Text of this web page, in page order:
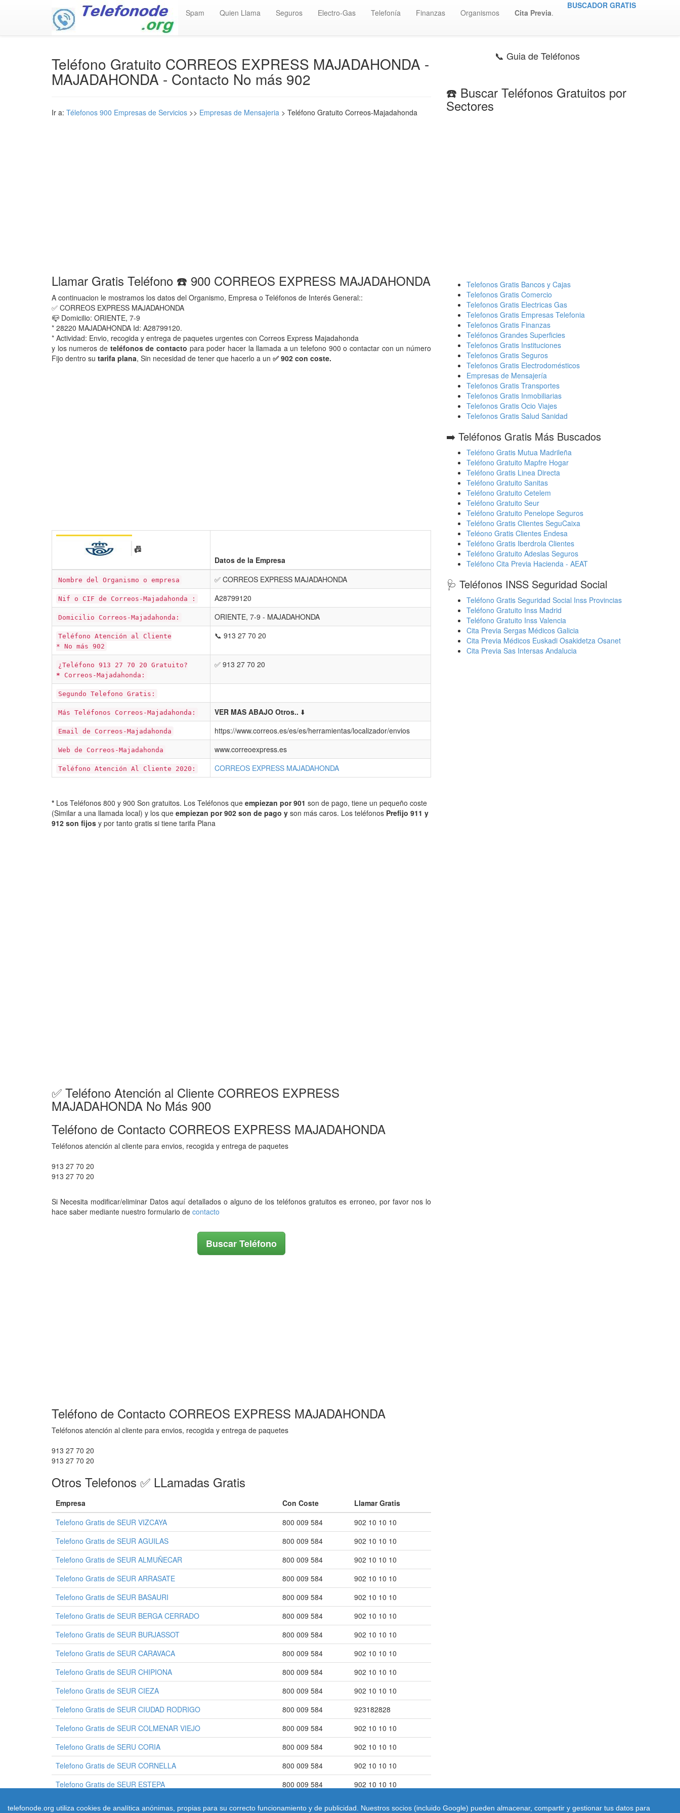
Spam Quien Llama Seguros Electro-Gas Telefonía Finanzas Organismos Cita Previa.
BUSCADOR GRATIS
Teléfono Gratuito CORREOS EXPRESS MAJADAHONDA -
MAJADAHONDA - Contacto No más 902
Ir a: Télefonos 900 Empresas de Servicios >> Empresas de Mensajeria > Teléfono Gratuito Correos-Majadahonda
Llamar Gratis Teléfono ☎️ 900 CORREOS EXPRESS MAJADAHONDA
A continuacion le mostramos los datos del Organismo, Empresa o Teléfonos de Interés General::
✅ CORREOS EXPRESS MAJADAHONDA
📪 Domicilio: ORIENTE, 7-9
* 28220 MAJADAHONDA Id: A28799120.
* Actividad: Envio, recogida y entrega de paquetes urgentes con Correos Express Majadahonda
y los numeros de teléfonos de contacto para poder hacer la llamada a un telefono 900 o contactar con un número
Fijo dentro su tarifa plana, Sin necesidad de tener que hacerlo a un ✅ 902 con coste.
📠
Datos de la Empresa
Nombre del Organismo o empresa ✅ CORREOS EXPRESS MAJADAHONDA
Nif o CIF de Correos-Majadahonda : A28799120
Domicilio Correos-Majadahonda: ORIENTE, 7-9 - MAJADAHONDA
Teléfono Atención al Cliente
* No más 902
📞 913 27 70 20
¿Teléfono 913 27 70 20 Gratuito?
* Correos-Majadahonda:
✅ 913 27 70 20
Segundo Telefono Gratis:
Más Teléfonos Correos-Majadahonda: VER MAS ABAJO Otros.. ⬇️
Email de Correos-Majadahonda https://www.correos.es/es/es/herramientas/localizador/envios
Web de Correos-Majadahonda www.correoexpress.es
Teléfono Atención Al Cliente 2020: CORREOS EXPRESS MAJADAHONDA
* Los Teléfonos 800 y 900 Son gratuitos. Los Teléfonos que empiezan por 901 son de pago, tiene un pequeño coste
(Similar a una llamada local) y los que empiezan por 902 son de pago y son más caros. Los teléfonos Prefijo 911 y
912 son fijos y por tanto gratis si tiene tarifa Plana
✅ Teléfono Atención al Cliente CORREOS EXPRESS
MAJADAHONDA No Más 900
Teléfono de Contacto CORREOS EXPRESS MAJADAHONDA
Teléfonos atención al cliente para envios, recogida y entrega de paquetes
913 27 70 20
913 27 70 20
Si Necesita modificar/eliminar Datos aquí detallados o alguno de los teléfonos gratuitos es erroneo, por favor nos lo
hace saber mediante nuestro formulario de contacto
Buscar Teléfono
Teléfono de Contacto CORREOS EXPRESS MAJADAHONDA
Teléfonos atención al cliente para envios, recogida y entrega de paquetes
913 27 70 20
913 27 70 20
Otros Telefonos ✅ LLamadas Gratis
Empresa Con Coste
Llamar Gratis
Telefono Gratis de SEUR VIZCAYA
800 009 584
902 10 10 10
Telefono Gratis de SEUR AGUILAS
800 009 584
902 10 10 10
Telefono Gratis de SEUR ALMUÑECAR
800 009 584
902 10 10 10
Telefono Gratis de SEUR ARRASATE
800 009 584
902 10 10 10
Telefono Gratis de SEUR BASAURI
800 009 584
902 10 10 10
Telefono Gratis de SEUR BERGA CERRADO
800 009 584
902 10 10 10
Telefono Gratis de SEUR BURJASSOT
800 009 584
902 10 10 10
Telefono Gratis de SEUR CARAVACA
800 009 584
902 10 10 10
Telefono Gratis de SEUR CHIPIONA
800 009 584
902 10 10 10
Telefono Gratis de SEUR CIEZA
800 009 584
902 10 10 10
Telefono Gratis de SEUR CIUDAD RODRIGO
800 009 584
923182828
Telefono Gratis de SEUR COLMENAR VIEJO
800 009 584
902 10 10 10
Telefono Gratis de SERU CORIA
800 009 584
902 10 10 10
Telefono Gratis de SEUR CORNELLA
800 009 584
902 10 10 10
Telefono Gratis de SEUR ESTEPA
800 009 584 902 10 10 10
📞 Guia de Teléfonos
☎️ Buscar Teléfonos Gratuitos por
Sectores
Telefonos Gratis Bancos y Cajas
Telefonos Gratis Comercio
Telefonos Gratis Electricas Gas
Telefonos Gratis Empresas Telefonia
Telefonos Gratis Finanzas
Teléfonos Grandes Superficies
Telefonos Gratis Instituciones
Telefonos Gratis Seguros
Telefonos Gratis Electrodomésticos
Empresas de Mensajería
Telefonos Gratis Transportes
Telefonos Gratis Inmobiliarias
Telefonos Gratis Ocio Viajes
Telefonos Gratis Salud Sanidad
➡️ Teléfonos Gratis Más Buscados
Teléfono Gratis Mutua Madrileña
Teléfono Gratuito Mapfre Hogar
Teléfono Gratis Linea Directa
Teléfono Gratuito Sanitas
Teléfono Gratuito Cetelem
Teléfono Gratuito Seur
Teléfono Gratuito Penelope Seguros
Teléfono Gratis Clientes SeguCaixa
Teléono Gratis Clientes Endesa
Teléfono Gratis Iberdrola Clientes
Teléfono Gratuito Adeslas Seguros
Teléfono Cita Previa Hacienda - AEAT
🩺 Teléfonos INSS Seguridad Social
Teléfono Gratis Seguridad Social Inss Provincias
Teléfono Gratuito Inss Madrid
Teléfono Gratuito Inss Valencia
Cita Previa Sergas Médicos Galicia
Cita Previa Médicos Euskadi Osakidetza Osanet
Cita Previa Sas Intersas Andalucia
telefonode.org utiliza cookies de analítica anónimas, propias para su correcto funcionamiento y de publicidad. Nuestros socios (incluido Google) pueden almacenar, compartir y gestionar tus datos para